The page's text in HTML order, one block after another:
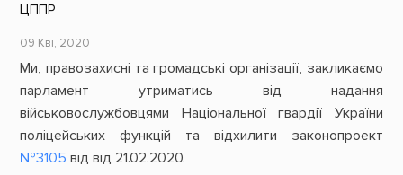
ЦППР
09 Кві, 2020
Ми, правозахисні та громадські організації, закликаємо
парламент утриматись від надання
військовослужбовцями Національної гвардії України
поліцейських функцій та відхилити законопроект
№3105 від від 21.02.2020.